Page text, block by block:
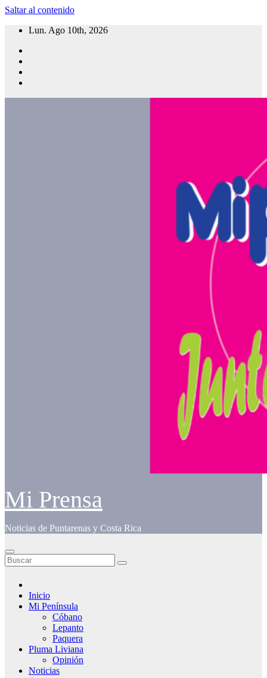
Saltar al contenido
Lun. Ago 10th, 2026
Mi Prensa
Noticias de Puntarenas y Costa Rica
Inicio
Mi Península
Cóbano
Lepanto
Paquera
Pluma Liviana
Opinión
Noticias